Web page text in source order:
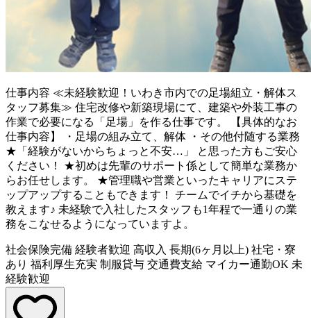
仕事内容 ≪未経験歓迎！いわき市内での足場組立・解体ス
タッフ募集≫ 住宅改修や新築現場にて、建築や外装工事の
作業で必要になる「足場」を作る仕事です。 【具体的なお
仕事内容】 ・足場の組み立て、解体 ・その他付随する業務
★「経験がないからちょっと不安…」 と思った方もご安心
ください！ ★初めは先輩のサポート係として簡単な業務か
らお任せします。 ★管理職や営業といったキャリアにステ
ップアップすることもできます！ チームでイチから基礎を
教えます♪ 未経験で入社したスタッフも1年程で一通りの業
務をこなせるようになっていますよ。
社会保険完備 経験者歓迎 高収入 長期(6ヶ月以上) 社宅・寮
あり 福利厚生充実 制服貸与 交通費支給 マイカー通勤OK 未
経験歓迎